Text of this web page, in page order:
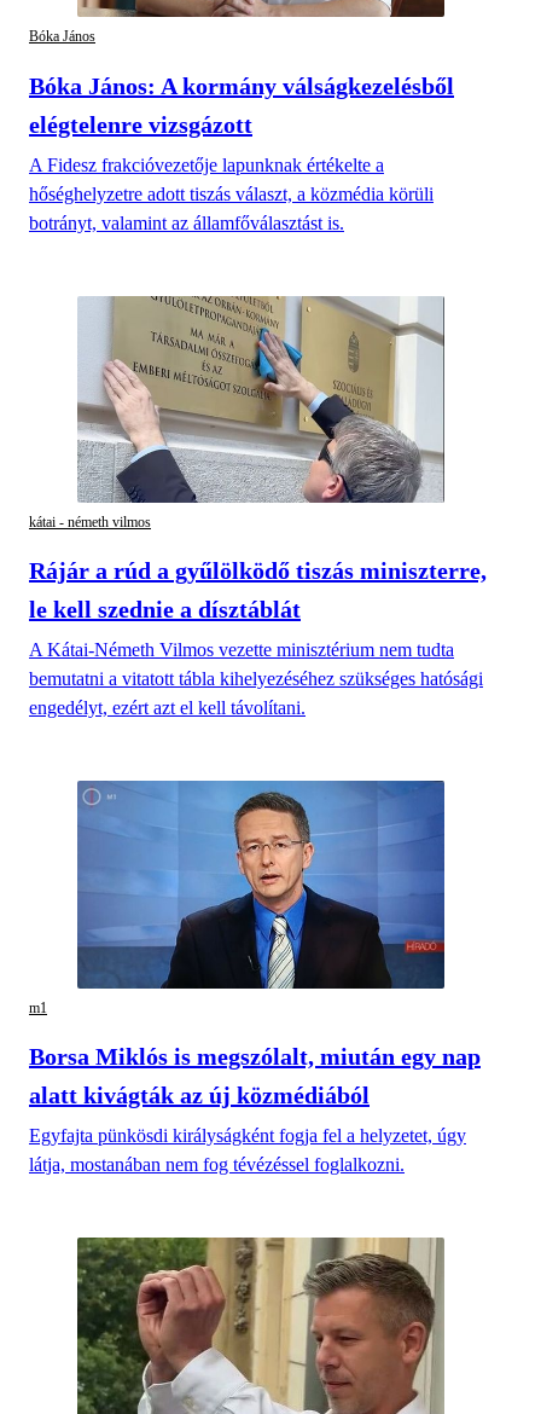
Bóka János
Bóka János: A kormány válságkezelésből
elégtelenre vizsgázott
A Fidesz frakcióvezetője lapunknak értékelte a
hőséghelyzetre adott tiszás választ, a közmédia körüli
botrányt, valamint az államfőválasztást is.
kátai - németh vilmos
Rájár a rúd a gyűlölködő tiszás miniszterre,
le kell szednie a dísztáblát
A Kátai-Németh Vilmos vezette minisztérium nem tudta
bemutatni a vitatott tábla kihelyezéséhez szükséges hatósági
engedélyt, ezért azt el kell távolítani.
m1
Borsa Miklós is megszólalt, miután egy nap
alatt kivágták az új közmédiából
Egyfajta pünkösdi királyságként fogja fel a helyzetet, úgy
látja, mostanában nem fog tévézéssel foglalkozni.